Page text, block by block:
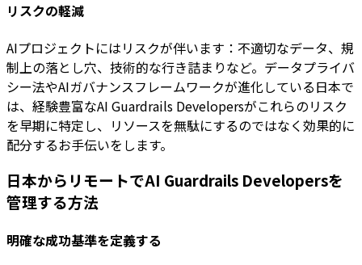
リスクの軽減
AIプロジェクトにはリスクが伴います：不適切なデータ、規
制上の落とし穴、技術的な行き詰まりなど。データプライバ
シー法やAIガバナンスフレームワークが進化している日本で
は、経験豊富なAI Guardrails Developersがこれらのリスク
を早期に特定し、リソースを無駄にするのではなく効果的に
配分するお手伝いをします。
日本からリモートでAI Guardrails Developersを
管理する方法
明確な成功基準を定義する